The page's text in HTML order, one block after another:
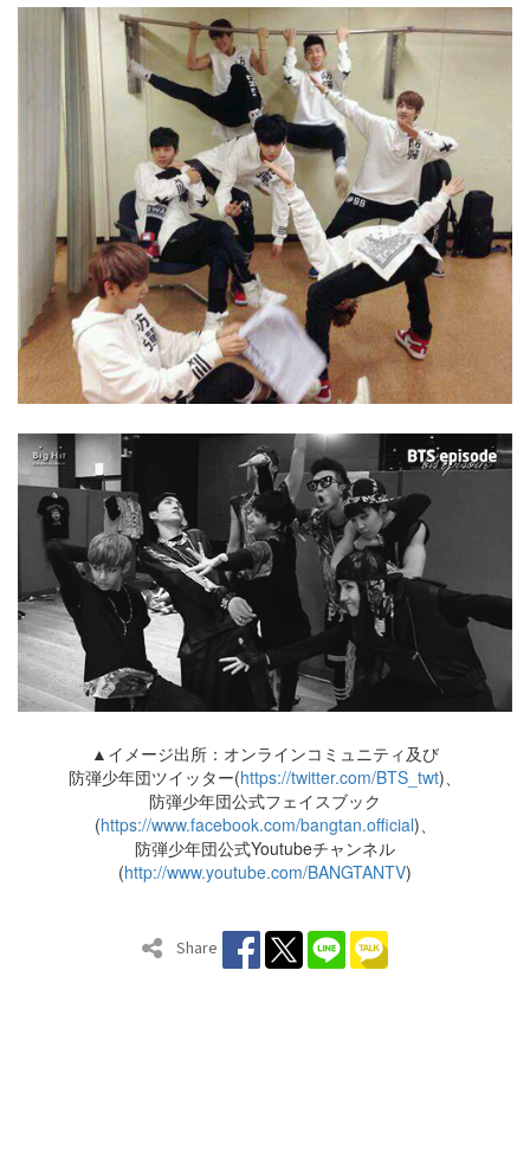
▲イメージ出所：オンラインコミュニティ及び
防弾少年団ツイッター(https://twitter.com/BTS_twt)、
防弾少年団公式フェイスブック
(https://www.facebook.com/bangtan.official)、
防弾少年団公式Youtubeチャンネル
(http://www.youtube.com/BANGTANTV)
Share